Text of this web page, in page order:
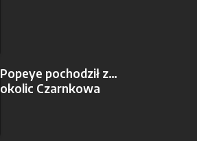
Popeye pochodził z…
okolic Czarnkowa